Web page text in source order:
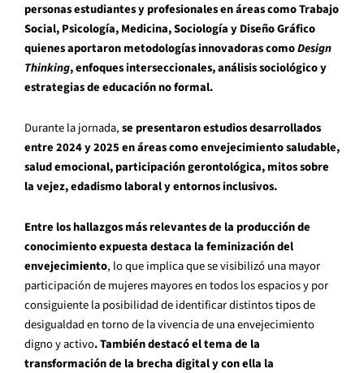
personas estudiantes y profesionales en áreas como Trabajo
Social, Psicología, Medicina, Sociología y Diseño Gráfico
quienes aportaron metodologías innovadoras comoDesign
Thinking, enfoques interseccionales, análisis sociológico y
estrategias de educación no formal.
Durante la jornada,se presentaron estudios desarrollados
entre 2024 y 2025 en áreas comoenvejecimiento saludable,
salud emocional, participación gerontológica, mitos sobre
la vejez, edadismo laboral y entornos inclusivos.
Entre los hallazgos más relevantes de la producción de
conocimiento expuesta destaca la feminización del
envejecimiento, lo que implica que se visibilizó una mayor
participación de mujeres mayores en todos los espacios y por
consiguiente la posibilidad de identificar distintos tipos de
desigualdad en torno de la vivencia de una envejecimiento
digno y activo. También destacó el tema de la
transformación de la brecha digital y con ella la